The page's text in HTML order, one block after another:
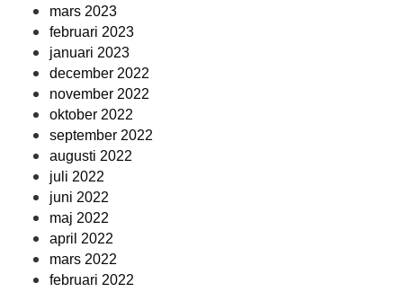
mars 2023
februari 2023
januari 2023
december 2022
november 2022
oktober 2022
september 2022
augusti 2022
juli 2022
juni 2022
maj 2022
april 2022
mars 2022
februari 2022